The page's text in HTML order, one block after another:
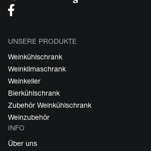
UNSERE PRODUKTE
Weinkühlschrank
Weinklimaschrank
Weinkeller
Bierkühlschrank
Zubehör Weinkühlschrank
Weinzubehör
INFO
Über uns